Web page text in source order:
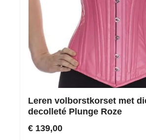
Leren volborstkorset met
decolleté Plunge Roze
€ 139,00